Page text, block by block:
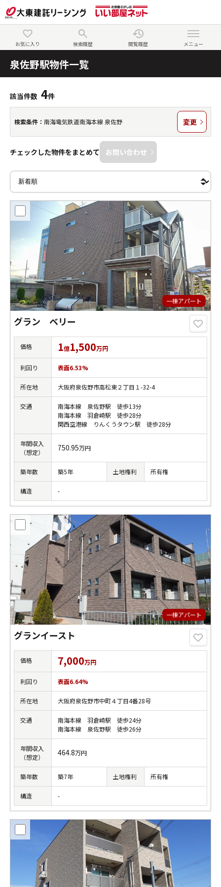
お気に入り 検索履歴 閲覧履歴 メニュー
泉佐野駅物件一覧
該当件数 4件
検索条件： 南海電気鉄道南海本線 泉佐野 変更
チェックした物件をまとめて お問い合わせ
一棟アパート
グラン ベリー
価格 1億1,500万円
利回り 表面6.53%
所在地 大阪府泉佐野市高松東２丁目１-32-4
交通
南海本線 泉佐野駅 徒歩13分
南海本線 羽倉崎駅 徒歩28分
関西空港線 りんくうタウン駅 徒歩28分
年間収入
（想定）
750.95万円
築年数 築5年 土地権利 所有権
構造 -
一棟アパート
グランイースト
価格 7,000万円
利回り 表面6.64%
所在地 大阪府泉佐野市中町４丁目4番28号
交通
南海本線 羽倉崎駅 徒歩24分
南海本線 泉佐野駅 徒歩26分
年間収入
（想定）
464.8万円
築年数 築7年 土地権利 所有権
構造 -